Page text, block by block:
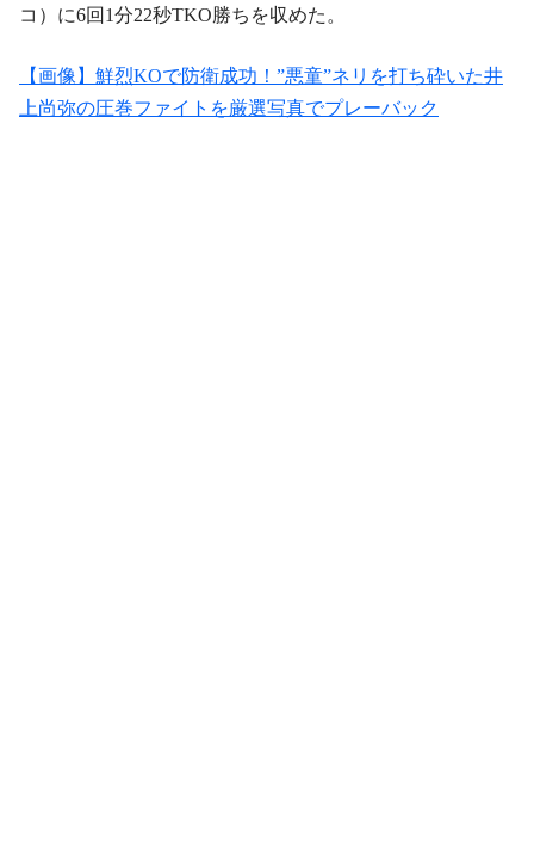
コ）に6回1分22秒TKO勝ちを収めた。
【画像】鮮烈KOで防衛成功！”悪童”ネリを打ち砕いた井
上尚弥の圧巻ファイトを厳選写真でプレーバック